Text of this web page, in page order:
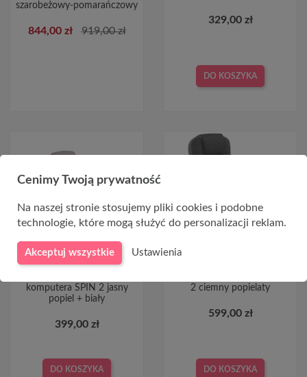
szarobeżowy-pomarańczowy
844,00 zł 919,00 zł
329,00 zł
DO KOSZYKA
komputera SPIN 2 jasny
popiel + biały
399,00 zł
DO KOSZYKA
2 ciemny popielaty
599,00 zł
DO KOSZYKA
Cenimy Twoją prywatność
Na naszej stronie stosujemy pliki cookies i podobne
technologie, które mogą służyć do personalizacji reklam.
Akceptuj wszystkie Ustawienia